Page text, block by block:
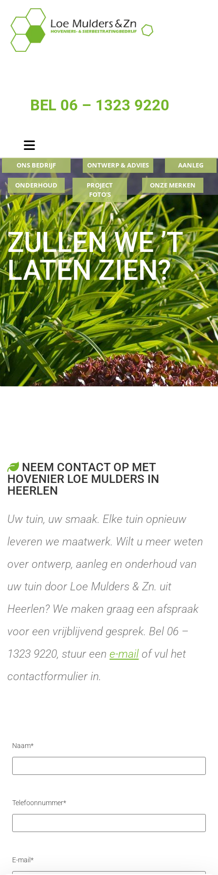
BEL 06 – 1323 9220
ONS BEDRIJF ONTWERP & ADVIES AANLEG
ONDERHOUD
PROJECT
FOTO'S
ONZE MERKEN
ZULLEN WE ’T
LATEN ZIEN?
 NEEM CONTACT OP MET
HOVENIER LOE MULDERS IN
HEERLEN
Uw tuin, uw smaak. Elke tuin opnieuw
leveren we maatwerk. Wilt u meer weten
over ontwerp, aanleg en onderhoud van
uw tuin door Loe Mulders & Zn. uit
Heerlen? We maken graag een afspraak
voor een vrijblijvend gesprek. Bel 06 –
1323 9220, stuur een e-mail of vul het
contactformulier in.
Naam*
Telefoonnummer*
E-mail*